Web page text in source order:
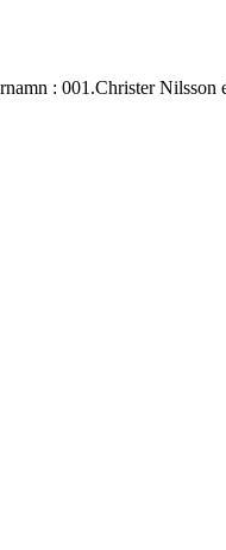
: 001.Christer